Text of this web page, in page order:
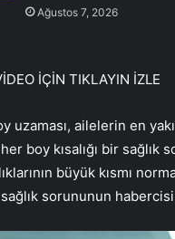
Ağustos 7, 2026
İÇİN TIKLAYIN İZLE
uzaması, ailelerin en
boy kısalığı bir
büyük kısmı
sorununun